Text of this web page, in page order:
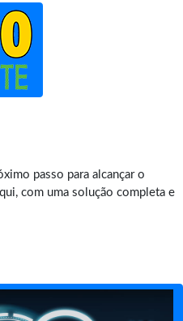
passo para alcançar o
com uma solução completa e